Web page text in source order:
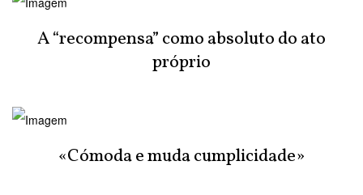
A “recompensa” como absoluto do ato
próprio
«Cómoda e muda cumplicidade»